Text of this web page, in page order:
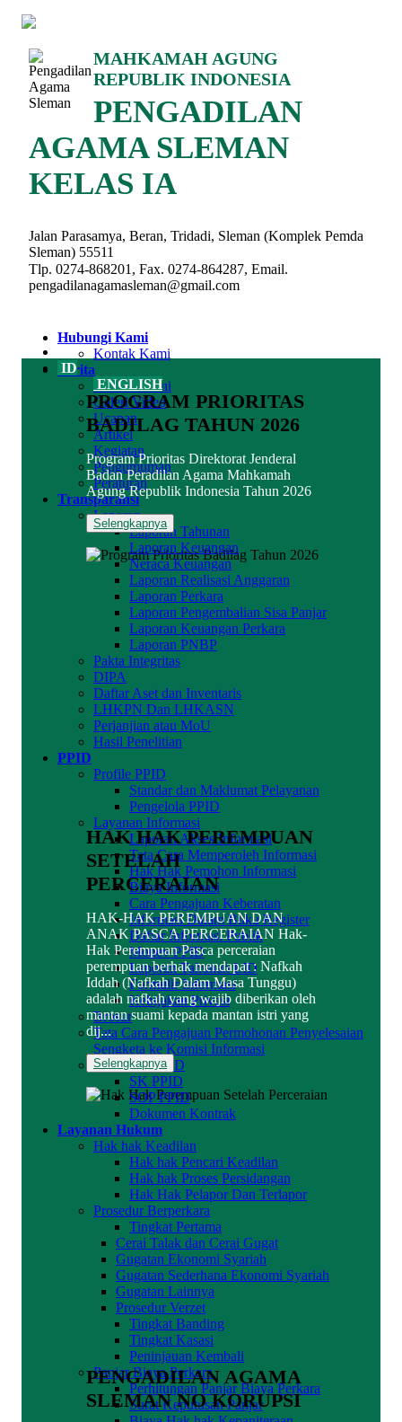
MAHKAMAH AGUNG
REPUBLIK INDONESIA
PENGADILAN
AGAMA SLEMAN
KELAS IA
Jalan Parasamya, Beran, Tridadi, Sleman (Komplek Pemda
Sleman) 55511
Tlp. 0274-868201, Fax. 0274-864287, Email.
pengadilanagamasleman@gmail.com
Hubungi Kami
Kontak Kami
Berita
Berita Terkini
Galeri Video
Ucapan
Artikel
Kegiatan
Pengumuman
Peraturan
Transparansi
Laporan
Laporan Tahunan
Laporan Keuangan
Neraca Keuangan
Laporan Realisasi Anggaran
Laporan Perkara
Laporan Pengembalian Sisa Panjar
Laporan Keuangan Perkara
Laporan PNBP
Pakta Integritas
DIPA
Daftar Aset dan Inventaris
LHKPN Dan LHKASN
Perjanjian atau MoU
Hasil Penelitian
PPID
Profile PPID
Standar dan Maklumat Pelayanan
Pengelola PPID
Layanan Informasi
Laporan Akses Informasi
Tata Cara Memperoleh Informasi
Hak Hak Pemohon Informasi
Biaya Informasi
Cara Pengajuan Keberatan
Informasi Dalam Buku Register
Daftar Informasi Publik
Monev PPID
Laporan Tahunan LID
Formulir Informasi
Kebijakan Privasi
Brosur
Tata Cara Pengajuan Permohonan Penyelesaian
Sengketa ke Komisi Informasi
Dokumen PPID
SK PPID
SOP PPID
Dokumen Kontrak
Layanan Hukum
Hak hak Keadilan
Hak hak Pencari Keadilan
Hak hak Proses Persidangan
Hak Hak Pelapor Dan Terlapor
Prosedur Berperkara
Tingkat Pertama
Cerai Talak dan Cerai Gugat
Gugatan Ekonomi Syariah
Gugatan Sederhana Ekonomi Syariah
Gugatan Lainnya
Prosedur Verzet
Tingkat Banding
Tingkat Kasasi
Peninjauan Kembali
Panjar Biaya Perkara
Perhitungan Panjar Biaya Perkara
Surat Keputusan Panjar
ID
ENGLISH
PROGRAM PRIORITAS
BADILAG TAHUN 2026
Program Prioritas Direktorat Jenderal
Badan Peradilan Agama Mahkamah
Agung Republik Indonesia Tahun 2026
Selengkapnya
HAK HAK PEREMPUAN
SETELAH
PERCERAIAN
HAK-HAK PEREMPUAN DAN
ANAK PASCA PERCERAIAN Hak-
Hak Perempuan Pasca perceraian
perempuan berhak mendapat : Nafkah
Iddah (Nafkah Dalam Masa Tunggu)
adalah nafkah yang wajib diberikan oleh
mantan suami kepada mantan istri yang
dij...
Selengkapnya
PENGADILAN AGAMA
SLEMAN NO KORUPSI